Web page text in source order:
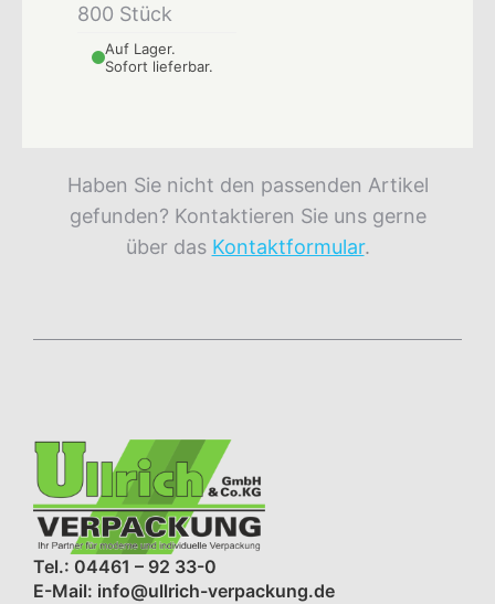
800 Stück
Auf Lager.
Sofort lieferbar.
Haben Sie nicht den passenden Artikel
gefunden? Kontaktieren Sie uns gerne
über das Kontaktformular.
Tel.: 04461 – 92 33-0
E-Mail: info@ullrich-verpackung.de